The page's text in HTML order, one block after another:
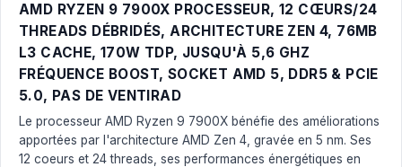
AMD RYZEN 9 7900X PROCESSEUR, 12 CŒURS/24
THREADS DÉBRIDÉS, ARCHITECTURE ZEN 4, 76MB
L3 CACHE, 170W TDP, JUSQU'À 5,6 GHZ
FRÉQUENCE BOOST, SOCKET AMD 5, DDR5 & PCIE
5.0, PAS DE VENTIRAD
Le processeur AMD Ryzen 9 7900X bénéfie des améliorations
apportées par l'architecture AMD Zen 4, gravée en 5 nm. Ses
12 coeurs et 24 threads, ses performances énergétiques en